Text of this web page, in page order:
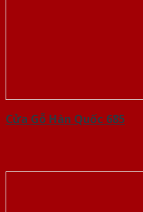
Cửa Gỗ Hàn Quốc 685